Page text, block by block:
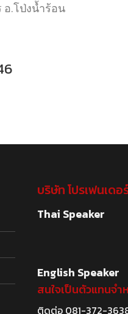
อ.โป่งน้ำร้อน
บริษัท โปรเฟนเดอ
Thai Speaker
English Speaker
สนใจเป็นตัวแทนจำ
ติดต่อ 081-372-